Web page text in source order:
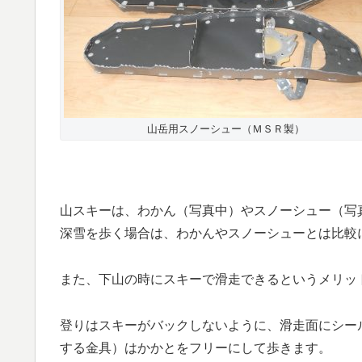
山岳用スノーシュー（ＭＳＲ製）
山スキーは、わかん（写真中）やスノーシュー（
深雪を歩く場合は、わかんやスノーシューとは比
また、下山の時にスキーで滑走できるというメリッ
登りはスキーがバックしないように、滑走面にシ
する金具）はかかとをフリーにして歩きます。